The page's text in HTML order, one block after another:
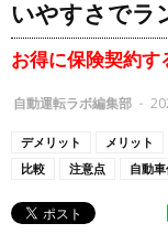
いやすさでラ
お得に保険契約す
自動運転ラボ編集部 -
デメリット メリット
比較
注意点 自動